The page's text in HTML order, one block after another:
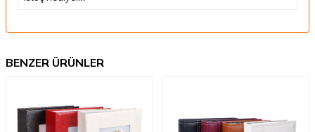
BENZER ÜRÜNLER